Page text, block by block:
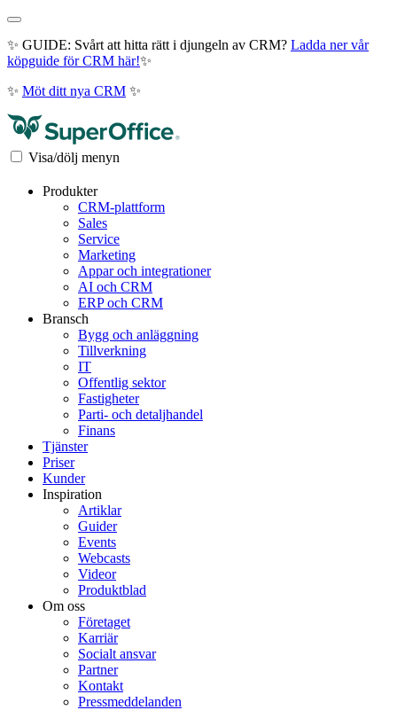
✨ GUIDE: Svårt att hitta rätt i djungeln av CRM? Ladda ner vår
köpguide för CRM här!✨
✨ Möt ditt nya CRM ✨
Visa/dölj menyn
Produkter
CRM-plattform
Sales
Service
Marketing
Appar och integrationer
AI och CRM
ERP och CRM
Bransch
Bygg och anläggning
Tillverkning
IT
Offentlig sektor
Fastigheter
Parti- och detaljhandel
Finans
Tjänster
Priser
Kunder
Inspiration
Artiklar
Guider
Events
Webcasts
Videor
Produktblad
Om oss
Företaget
Karriär
Socialt ansvar
Partner
Kontakt
Pressmeddelanden